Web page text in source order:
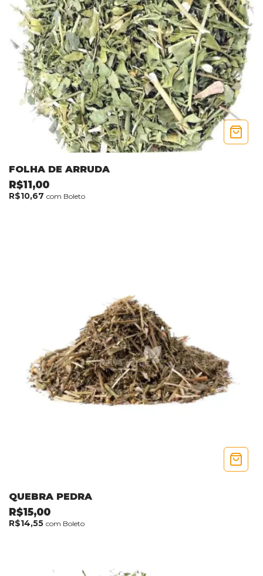
FOLHA DE ARRUDA
R$11,00
R$10,67 com Boleto
QUEBRA PEDRA
R$15,00
R$14,55 com Boleto